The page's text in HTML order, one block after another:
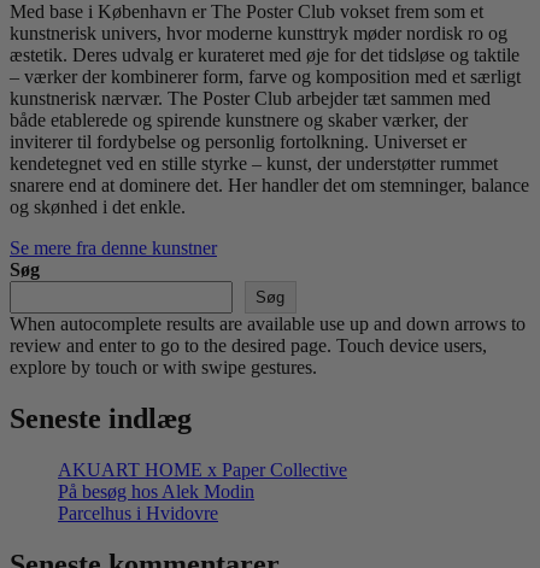
Med base i København er The Poster Club vokset frem som et
kunstnerisk univers, hvor moderne kunsttryk møder nordisk ro og
æstetik. Deres udvalg er kurateret med øje for det tidsløse og taktile
– værker der kombinerer form, farve og komposition med et særligt
kunstnerisk nærvær. The Poster Club arbejder tæt sammen med
både etablerede og spirende kunstnere og skaber værker, der
inviterer til fordybelse og personlig fortolkning. Universet er
kendetegnet ved en stille styrke – kunst, der understøtter rummet
snarere end at dominere det. Her handler det om stemninger, balance
og skønhed i det enkle.
Se mere fra denne kunstner
Søg
Søg
When autocomplete results are available use up and down arrows to
review and enter to go to the desired page. Touch device users,
explore by touch or with swipe gestures.
Seneste indlæg
AKUART HOME x Paper Collective
På besøg hos Alek Modin
Parcelhus i Hvidovre